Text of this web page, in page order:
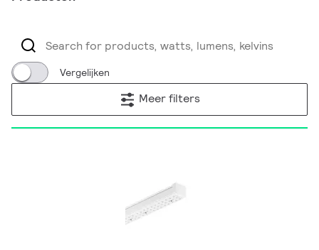
Vergelijken
Meer filters